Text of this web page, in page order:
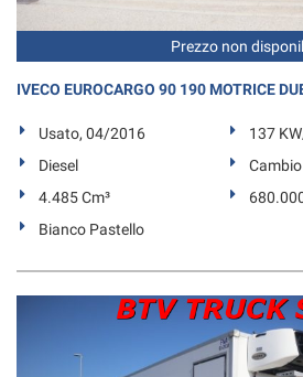
Prezzo non
IVECO EUROCARGO 90 190 MOTRICE
Usato, 04/2016
137
Diesel
4.485 Cm³
Bianco Pastello